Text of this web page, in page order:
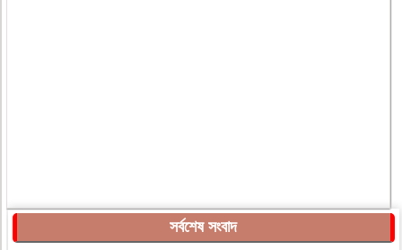
সর্বশেষ সংবাদ